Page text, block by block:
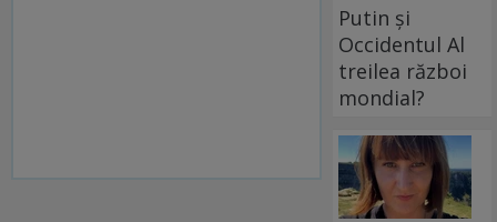
Putin și
Occidentul Al
treilea război
mondial?